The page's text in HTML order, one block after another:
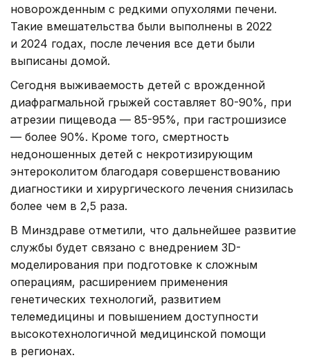
новорожденным с редкими опухолями печени.
Такие вмешательства были выполнены в 2022
и 2024 годах, после лечения все дети были
выписаны домой.
Сегодня выживаемость детей с врожденной
диафрагмальной грыжей составляет 80-90%, при
атрезии пищевода — 85-95%, при гастрошизисе
— более 90%. Кроме того, смертность
недоношенных детей с некротизирующим
энтероколитом благодаря совершенствованию
диагностики и хирургического лечения снизилась
более чем в 2,5 раза.
В Минздраве отметили, что дальнейшее развитие
службы будет связано с внедрением 3D-
моделирования при подготовке к сложным
операциям, расширением применения
генетических технологий, развитием
телемедицины и повышением доступности
высокотехнологичной медицинской помощи
в регионах.